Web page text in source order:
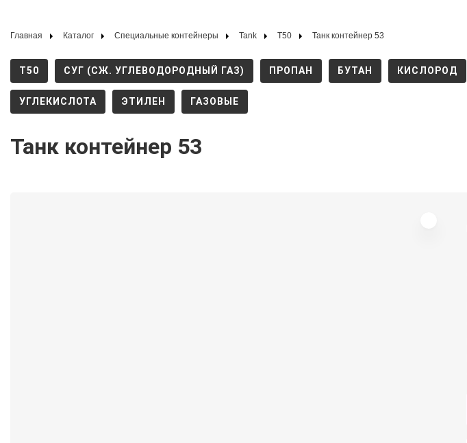
Главная Каталог Специальные контейнеры Tank T50 Танк контейнер 53
T50 СУГ (СЖ. УГЛЕВОДОРОДНЫЙ ГАЗ) ПРОПАН БУТАН КИСЛОРОД
УГЛЕКИСЛОТА ЭТИЛЕН ГАЗОВЫЕ
Танк контейнер 53